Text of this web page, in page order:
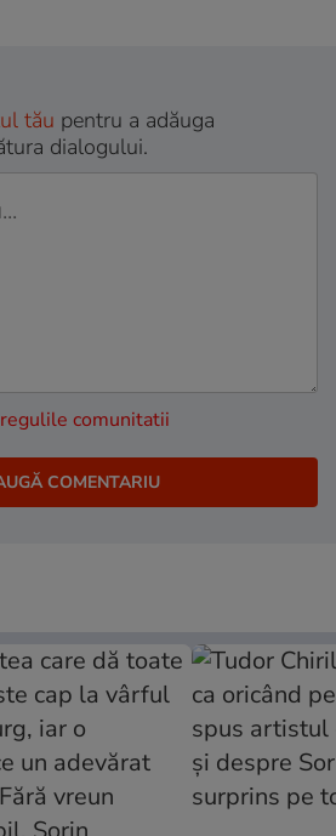
tău pentru a adăuga
dialogului.
regulile comunitatii